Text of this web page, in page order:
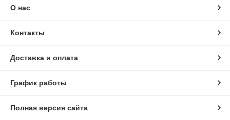
О нас
Контакты
Доставка и оплата
График работы
Полная версия сайта